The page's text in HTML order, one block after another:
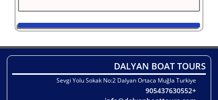
DALYAN BOAT TOURS
Sevgi Yolu Sokak No:2 Dalyan Ortaca Muğla Turkiye
+905437630552